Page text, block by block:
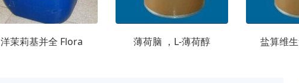
洋茉莉基并全 Flora 薄荷脑 ，L-薄荷醇 盐算维